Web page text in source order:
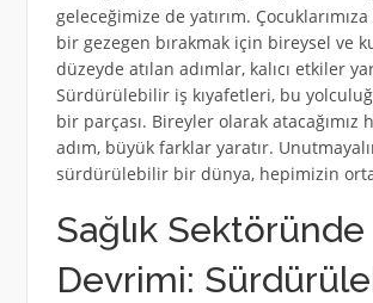
geleceğimize de yatırım.
bir gezegen bırakmak için bireysel ve
düzeyde atılan adımlar, kalıcı etkiler
Sürdürülebilir iş kıyafetleri, bu
bir parçası. Bireyler olarak atacağımız
adım, büyük farklar yaratır.
sürdürülebilir bir dünya, hepimizin
Sağlık
Devrimi: